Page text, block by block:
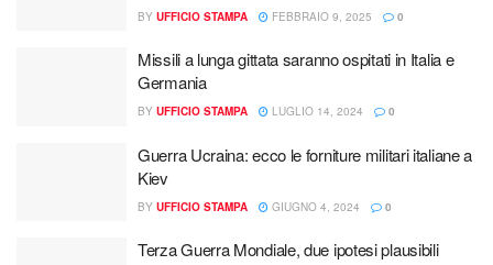
BY UFFICIO STAMPA FEBBRAIO 9, 2025 0
Missili a lunga gittata saranno ospitati in Italia e
Germania
BY UFFICIO STAMPA LUGLIO 14, 2024 0
Guerra Ucraina: ecco le forniture militari italiane a
Kiev
BY UFFICIO STAMPA GIUGNO 4, 2024 0
Terza Guerra Mondiale, due ipotesi plausibili